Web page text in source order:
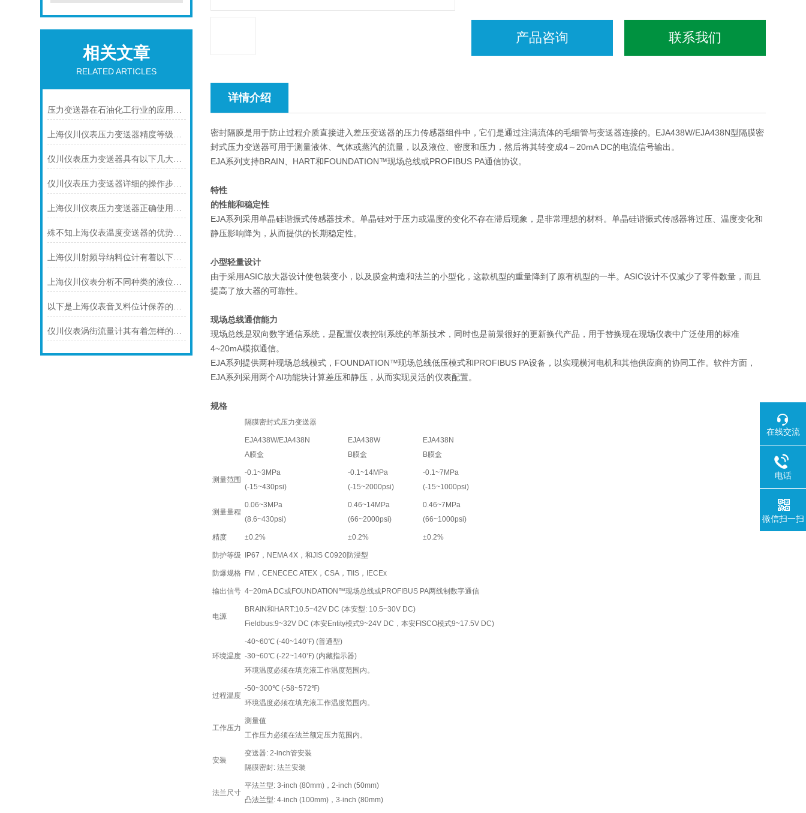
相关文章
RELATED ARTICLES
压力变送器在石油化工行业的应用说明
上海仪川仪表压力变送器精度等级的划分方法
仪川仪表压力变送器具有以下几大技术特点
仪川仪表压力变送器详细的操作步骤如下
上海仪川仪表压力变送器正确使用的9个点
殊不知上海仪表温度变送器的优势是这样的
上海仪川射频导纳料位计有着以下几大技术特点
上海仪川仪表分析不同种类的液位变送器
以下是上海仪表音叉料位计保养的技巧
仪川仪表涡街流量计其有着怎样的特点呢？
产品咨询 联系我们
详情介绍
密封隔膜是用于防止过程介质直接进入差压变送器的压力传感器组件中，它们是通过注满流体的毛细管与变送器连接的。EJA438W/EJA438N型隔膜密
封式压力变送器可用于测量液体、气体或蒸汽的流量，以及液位、密度和压力，然后将其转变成4～20mA DC的电流信号输出。
EJA系列支持BRAIN、HART和FOUNDATION™现场总线或PROFIBUS PA通信协议。
特性
的性能和稳定性
EJA系列采用单晶硅谐振式传感器技术。单晶硅对于压力或温度的变化不存在滞后现象，是非常理想的材料。单晶硅谐振式传感器将过压、温度变化和
静压影响降为，从而提供的长期稳定性。
小型轻量设计
由于采用ASIC放大器设计使包装变小，以及膜盒构造和法兰的小型化，这款机型的重量降到了原有机型的一半。ASIC设计不仅减少了零件数量，而且
提高了放大器的可靠性。
现场总线通信能力
现场总线是双向数字通信系统，是配置仪表控制系统的革新技术，同时也是前景很好的更新换代产品，用于替换现在现场仪表中广泛使用的标准
4~20mA模拟通信。
EJA系列提供两种现场总线模式，FOUNDATION™现场总线低压模式和PROFIBUS PA设备，以实现横河电机和其他供应商的协同工作。软件方面，
EJA系列采用两个AI功能块计算差压和静压，从而实现灵活的仪表配置。
规格
隔膜密封式压力变送器
EJA438W/EJA438N
A膜盒
EJA438W
B膜盒
EJA438N
B膜盒
测量范围
-0.1~3MPa
(-15~430psi)
-0.1~14MPa
(-15~2000psi)
-0.1~7MPa
(-15~1000psi)
测量量程
0.06~3MPa
(8.6~430psi)
0.46~14MPa
(66~2000psi)
0.46~7MPa
(66~1000psi)
精度 ±0.2% ±0.2% ±0.2%
防护等级 IP67，NEMA 4X，和JIS C0920防浸型
防爆规格 FM，CENECEC ATEX，CSA，TIIS，IECEx
输出信号 4~20mA DC或FOUNDATION™现场总线或PROFIBUS PA两线制数字通信
电源
BRAIN和HART:10.5~42V DC (本安型: 10.5~30V DC)
Fieldbus:9~32V DC (本安Entity模式9~24V DC，本安FISCO模式9~17.5V DC)
环境温度
-40~60℃ (-40~140℉) (普通型)
-30~60℃ (-22~140℉) (内藏指示器)
环境温度必须在填充液工作温度范围内。
过程温度
-50~300℃ (-58~572℉)
环境温度必须在填充液工作温度范围内。
工作压力
测量值
工作压力必须在法兰额定压力范围内。
安装
变送器: 2-inch管安装
隔膜密封: 法兰安装
法兰尺寸
平法兰型: 3-inch (80mm)，2-inch (50mm)
凸法兰型: 4-inch (100mm)，3-inch (80mm)
在线交流
电话
微信扫一扫